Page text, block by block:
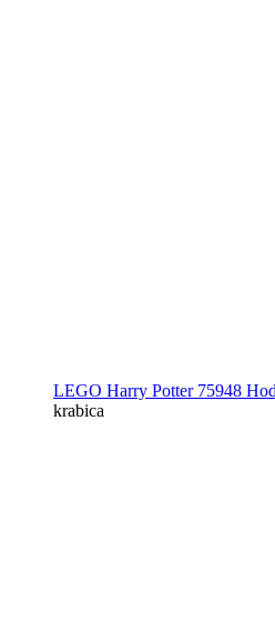
LEGO Harry Potter 75948
krabica